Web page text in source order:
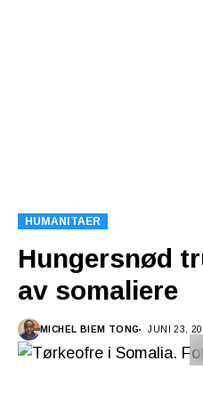
HUMANITAER
Hungersnød
av somaliere
MICHEL BIEM TONG JUNI 23,